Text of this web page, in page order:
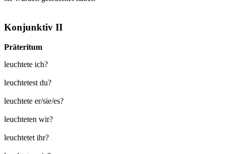
Konjunktiv II
Präteritum
leuchtete ich?
leuchtetest du?
leuchtete er/sie/es?
leuchteten wir?
leuchtetet ihr?